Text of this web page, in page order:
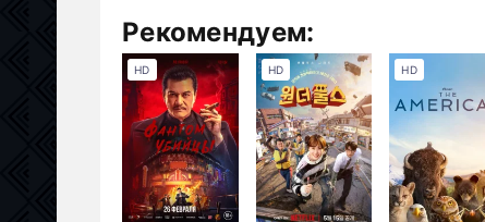
Рекомендуем:
HD HD HD